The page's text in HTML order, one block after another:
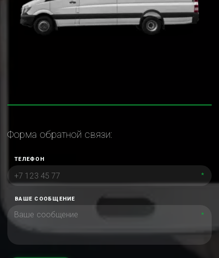
Форма обратной связи:
ТЕЛЕФОН
*
ВАШЕ СООБЩЕНИЕ
*